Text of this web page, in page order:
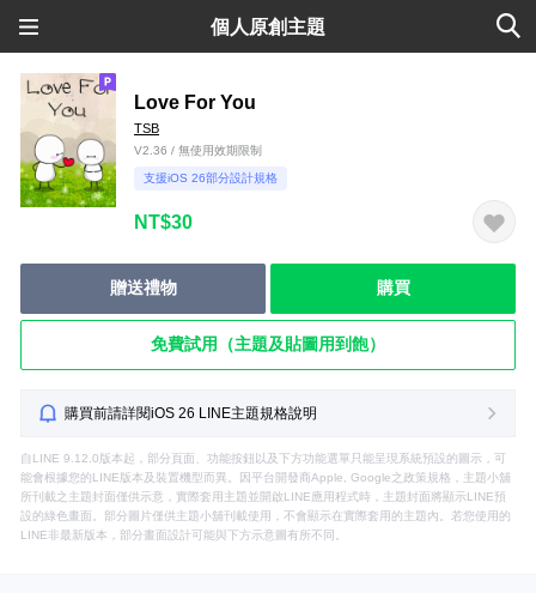
個人原創主題
Love For You
TSB
V2.36 / 無使用效期限制
支援iOS 26部分設計規格
NT$30
贈送禮物 購買
免費試用（主題及貼圖用到飽）
購買前請詳閱iOS 26 LINE主題規格說明
自LINE 9.12.0版本起，部分頁面、功能按鈕以及下方功能選單只能呈現系統預設的圖示，可
能會根據您的LINE版本及裝置機型而異。因平台開發商Apple, Google之政策規格，主題小舖
所刊載之主題封面僅供示意，實際套用主題並開啟LINE應用程式時，主題封面將顯示LINE預
設的綠色畫面。部分圖片僅供主題小舖刊載使用，不會顯示在實際套用的主題內。若您使用的
LINE非最新版本，部分畫面設計可能與下方示意圖有所不同。